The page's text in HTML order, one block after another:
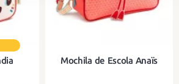
Mochila de Escola Anaïs